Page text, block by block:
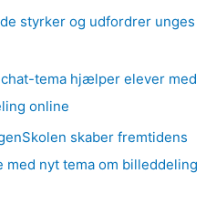
styrker og udfordrer unges
tema hjælper elever med
online
skaber fremtidens
med nyt tema om billeddeling